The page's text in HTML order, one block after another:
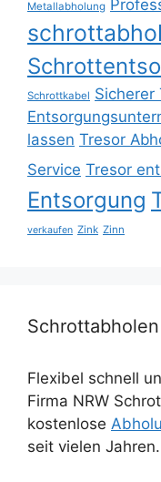
Metallabholung
Schrottkabel Sicherer
lassen Tresor
Service Tresor
Entsorgung
verkaufen Zink Zinn
Flexibel schnell
Firma NRW
kostenlose
seit vielen Jahren.